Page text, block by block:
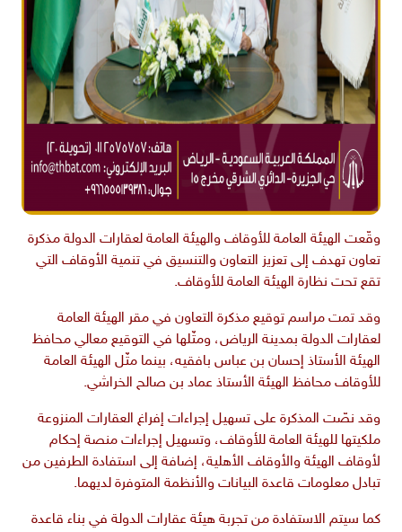
وقّعت الهيئة العامة للأوقاف والهيئة العامة لعقارات الدولة مذكرة
تعاون تهدف إلى تعزيز التعاون والتنسيق في تنمية الأوقاف التي
تقع تحت نظارة الهيئة العامة للأوقاف.
وقد تمت مراسم توقيع مذكرة التعاون في مقر الهيئة العامة
لعقارات الدولة بمدينة الرياض، ومثّلها في التوقيع معالي محافظ
الهيئة الأستاذ إحسان بن عباس بافقيه، بينما مثّل الهيئة العامة
للأوقاف محافظ الهيئة الأستاذ عماد بن صالح الخراشي.
وقد نصّت المذكرة على تسهيل إجراءات إفراغ العقارات المنزوعة
ملكيتها للهيئة العامة للأوقاف، وتسهيل إجراءات منصة إحكام
لأوقاف الهيئة والأوقاف الأهلية، إضافة إلى استفادة الطرفين من
تبادل معلومات قاعدة البيانات والأنظمة المتوفرة لديهما.
كما سيتم الاستفادة من تجربة هيئة عقارات الدولة في بناء قاعدة